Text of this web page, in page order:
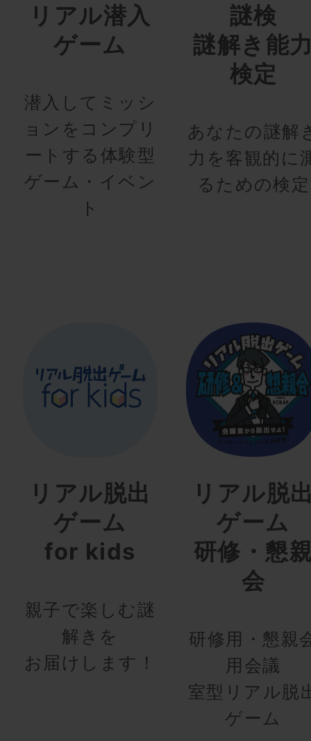
リアル潜入
ゲーム
潜入してミッシ
ョンをコンプリ
ートする体験型
ゲーム・イベン
ト
謎検
謎解き能
検定
あなたの謎解
力を客観的に
るための検定
リアル脱出
ゲーム
for kids
親子で楽しむ謎
解きを
お届けします！
リアル脱
ゲーム
研修・懇
会
研修用・懇親
用会議
室型リアル脱
ゲーム